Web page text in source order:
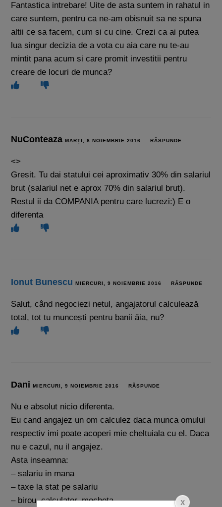
Fantastica intrebare! Uite de asta suntem in rahatul in
care suntem, pentru ca ne-am obisnuit sa ne spuna
altii ce sa facem, cum si cu cine. Crezi ca ai putea
lua singur decizia de a vota cu aia care nu te-au
mintit pana acum si care promit investitii pentru
creare de locuri de munca?
NuConteazaMARȚI, 8 NOIEMBRIE 2016 RĂSPUNDE
<>
Gresit. Tu dai statului cei aproximativ 30% din salariul
brut (salariul net e aprox 70% din salariul brut).
Restul ii da COMPANIA pentru care lucrezi:) E o
diferenta
Ionut Bunescu MIERCURI, 9 NOIEMBRIE 2016 RĂSPUNDE
Salut, când negociezi netul, angajatorul calculează
total, tot tu muncești pentru banii ăia, nu?
DaniMIERCURI, 9 NOIEMBRIE 2016 RĂSPUNDE
Nu e absolut nicio diferenta.
Eu cand angajez un om calculez daca munca omului
respectiv imi poate acoperi mie cheltuiala cu el. Daca
nu e cazul, nu il angajez.
Asta inseamna:
– salariu in mana
– taxe la stat pe salariu
– birou, calculator, mocheta